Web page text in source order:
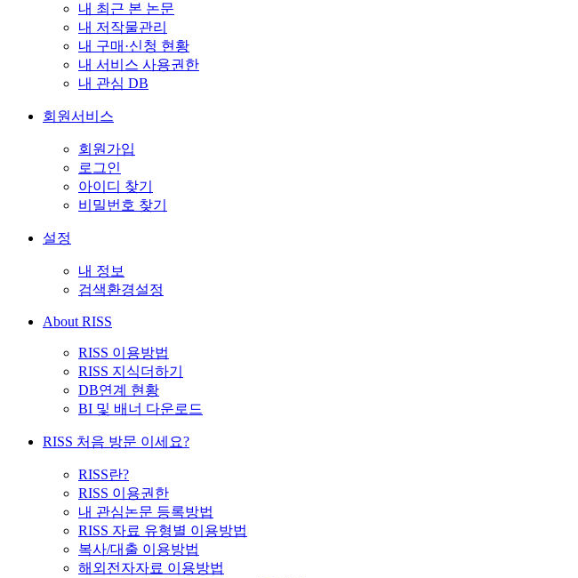
내 최근 본 논문
내 저작물관리
내 구매·신청 현황
내 서비스 사용권한
내 관심 DB
회원서비스
회원가입
로그인
아이디 찾기
비밀번호 찾기
설정
내 정보
검색환경설정
About RISS
RISS 이용방법
RISS 지식더하기
DB연계 현황
BI 및 배너 다운로드
RISS 처음 방문 이세요?
RISS란?
RISS 이용권한
내 관심논문 등록방법
RISS 자료 유형별 이용방법
복사/대출 이용방법
해외전자자료 이용방법